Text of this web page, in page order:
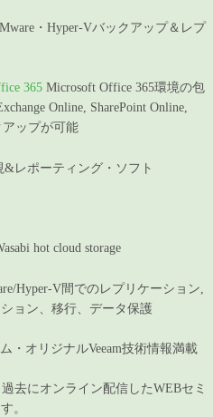
・Hyper-Vバックアップ＆レプ
365 Microsoft Office 365環境の包
Online, SharePoint Online,
アップが可能
レポーティング・ソフト
hot cloud storage
Hyper-V間でのレプリケーション,
ョン、移行、データ保護
・オリジナルVeeam技術情報満載
過去にオンライン配信したWEBセミ
。